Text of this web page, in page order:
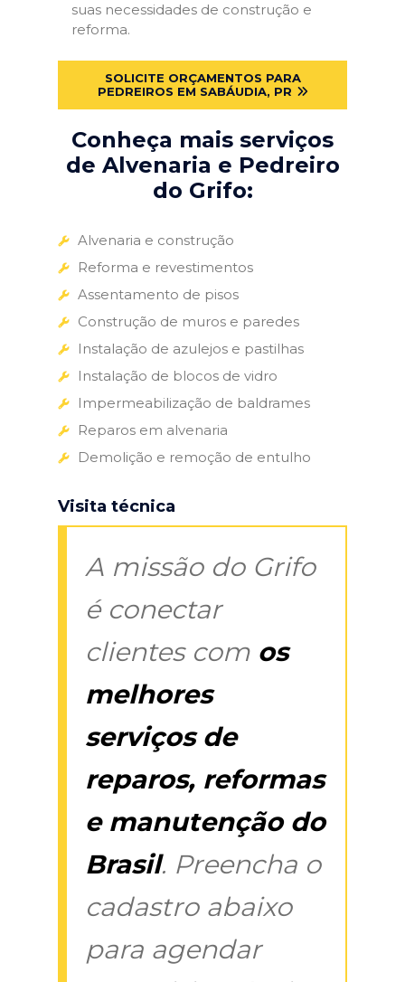
suas necessidades de construção e
reforma.
SOLICITE ORÇAMENTOS PARA
PEDREIROS EM SABÁUDIA, PR
Conheça mais serviços
de Alvenaria e Pedreiro
do Grifo:
Alvenaria e construção
Reforma e revestimentos
Assentamento de pisos
Construção de muros e paredes
Instalação de azulejos e pastilhas
Instalação de blocos de vidro
Impermeabilização de baldrames
Reparos em alvenaria
Demolição e remoção de entulho
Visita técnica
A missão do Grifo
é conectar
clientes com os
melhores
serviços de
reparos, reformas
e manutenção do
Brasil. Preencha o
cadastro abaixo
para agendar